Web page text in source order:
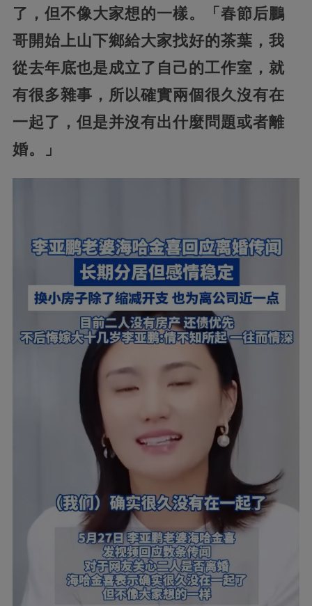
了，但不像大家想的一樣。「春節后鵬
哥開始上山下鄉給大家找好的茶葉，我
從去年底也是成立了自己的工作室，就
有很多雜事，所以確實兩個很久沒有在
一起了，但是并沒有出什麼問題或者離
婚。」